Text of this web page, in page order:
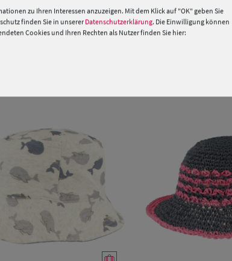
von Hut-Breiter
»
zu Ihren Interessen anzuzeigen. Mit dem Klick auf "OK" geben Sie
finden Sie in unserer Datenschutzerklärung. Die Einwilligung können
Cookies und Ihren Rechten als Nutzer finden Sie hier: